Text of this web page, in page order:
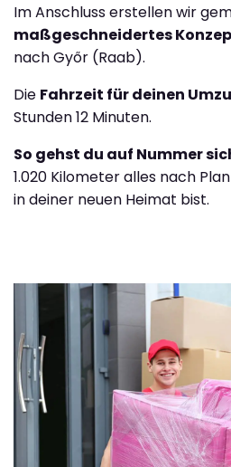
Im Anschluss erstellen wir
maßgeschneidertes
nach Győr (Raab).
Die Fahrzeit für deinen
Stunden 12 Minuten.
So gehst du auf Nummer
1.020 Kilometer alles nach
in deiner neuen Heimat bist.